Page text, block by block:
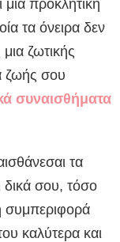
μια προκλητική
τα όνειρα δεν
ζωτικής
ζωής σου
συναισθήματα
τα
δικά σου, τόσο
συμπεριφορά
καλύτερα και